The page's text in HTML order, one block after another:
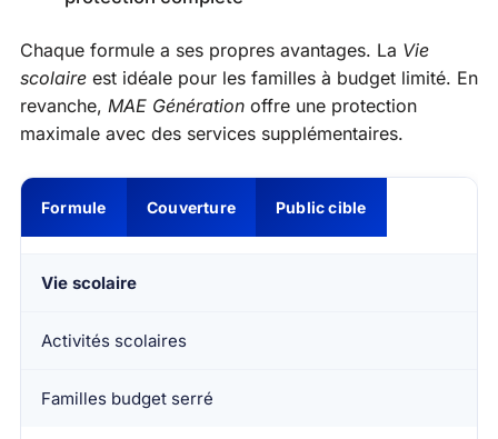
Chaque formule a ses propres avantages. La Vie
scolaire est idéale pour les familles à budget limité. En
revanche, MAE Génération offre une protection
maximale avec des services supplémentaires.
Formule Couverture Public cible
Vie scolaire
Activités scolaires
Familles budget serré